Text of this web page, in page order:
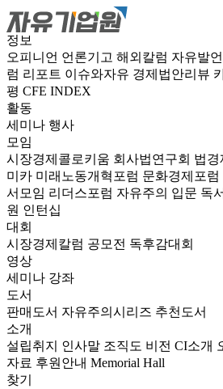
정보
오피니언 언론기고 해외칼럼 자유발
럼 리포트 이슈와자유 경제법안리뷰
평 CFE INDEX
활동
세미나 행사
모임
시장경제콜로키움 회사법연구회 법경
미카 미래노동개혁포럼 문화경제포럼
서모임 리더스포럼 자유주의 입문 독
원 인턴십
대회
시장경제칼럼 공모전 독후감대회
영상
세미나 강좌
도서
판매도서 자유주의시리즈 추천도서
소개
설립취지 인사말 조직도 비전 CI소개
자료 후원안내 Memorial Hall
찾기